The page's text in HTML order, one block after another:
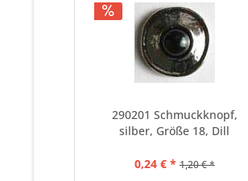
290201 Schmuckknopf,
silber, Größe 18, Dill
0,24 € * 1,20 € *